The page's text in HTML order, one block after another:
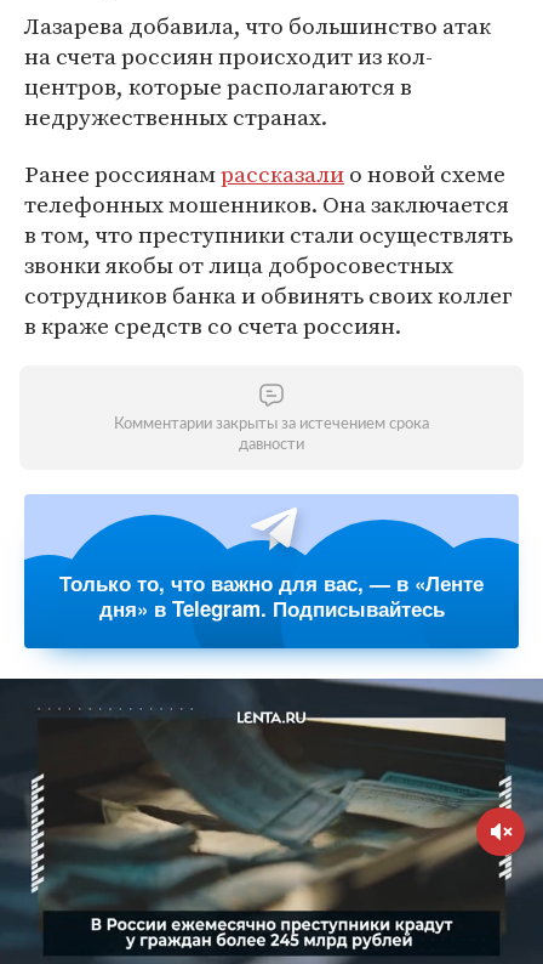
Лазарева добавила, что большинство атак
на счета россиян происходит из кол-
центров, которые располагаются в
недружественных странах.
Ранее россиянамрассказалио новой схеме
телефонных мошенников. Она заключается
в том, что преступники стали осуществлять
звонки якобы от лица добросовестных
сотрудников банка и обвинять своих коллег
в краже средств со счета россиян.
Комментарии закрыты за истечением срока
давности
Только то, что важно для вас, — в «Ленте
дня» в Telegram. Подписывайтесь